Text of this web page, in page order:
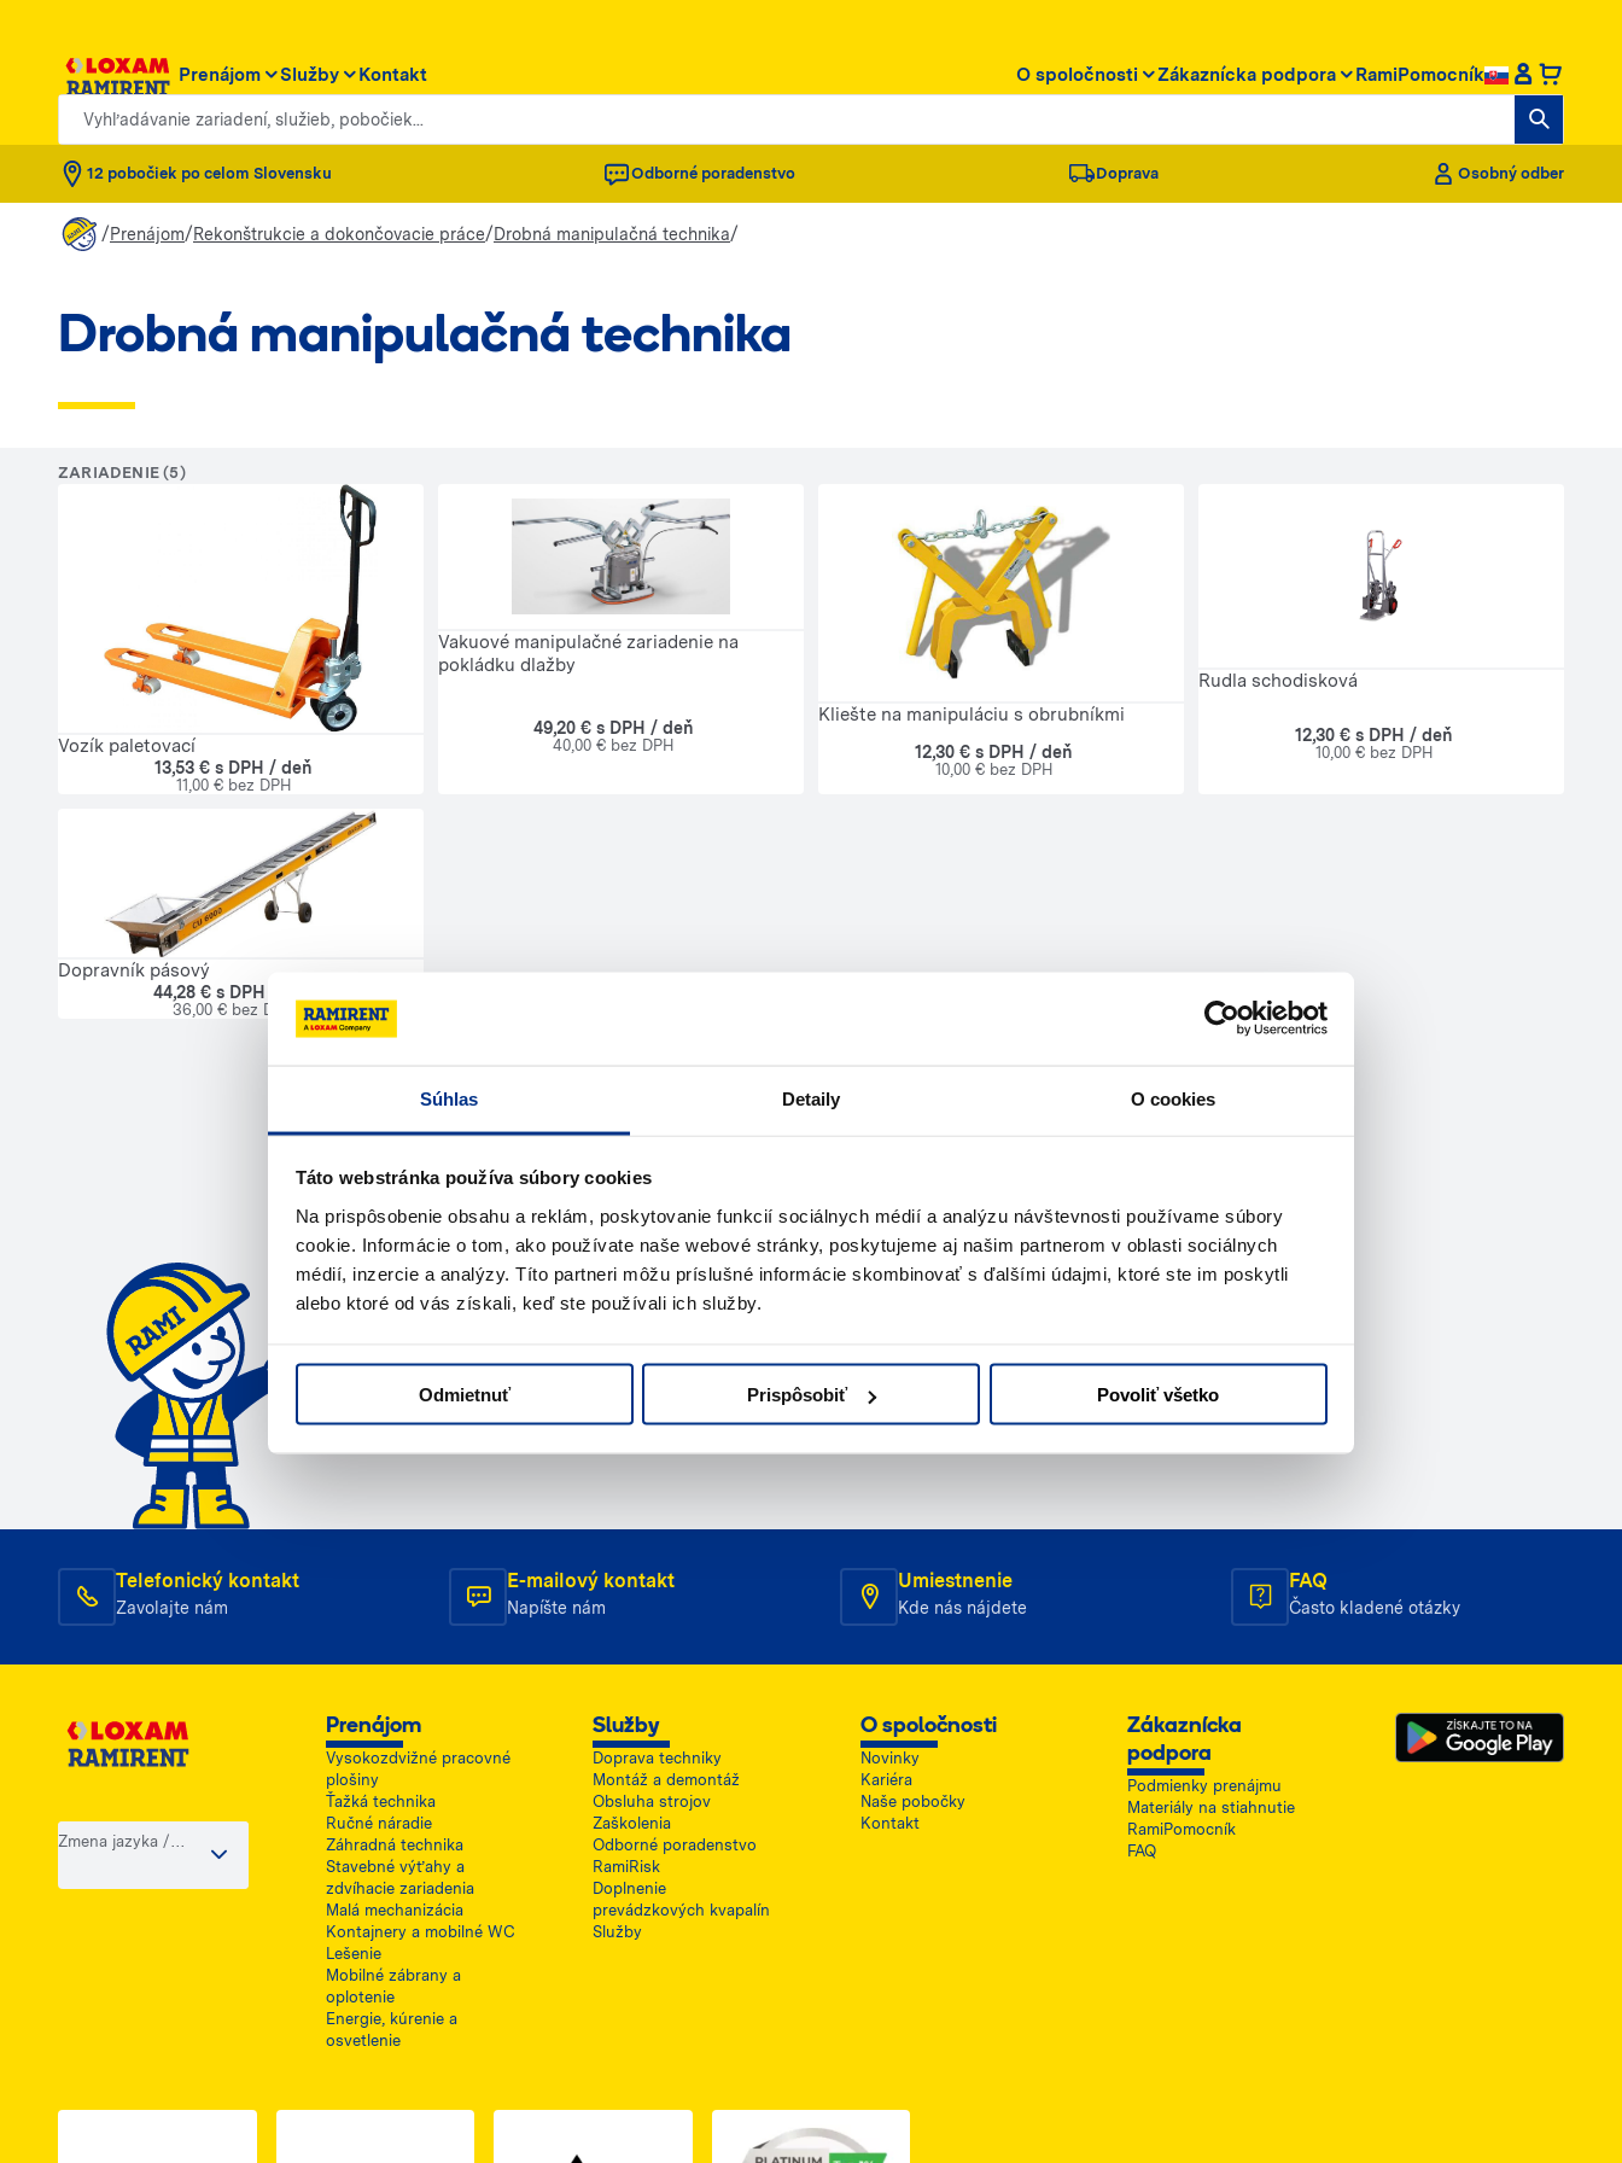
Súhlas Detaily O cookies
Táto webstránka používa súbory cookies
Na prispôsobenie obsahu a reklám, poskytovanie funkcií sociálnych médií a analýzu návštevnosti používame súbory
cookie. Informácie o tom, ako používate naše webové stránky, poskytujeme aj našim partnerom v oblasti sociálnych
médií, inzercie a analýzy. Títo partneri môžu príslušné informácie skombinovať s ďalšími údajmi, ktoré ste im poskytli
alebo ktoré od vás získali, keď ste používali ich služby.
Odmietnuť Prispôsobiť Povoliť všetko
Prenájom Služby Kontakt O spoločnosti Zákaznícka podpora RamiPomocník
Vyhľadávanie zariadení, služieb, pobočiek...
12 pobočiek po celom Slovensku Odborné poradenstvo Doprava Osobný odber
/Prenájom/Rekonštrukcie a dokončovacie práce/Drobná manipulačná technika/
Drobná manipulačná technika
ZARIADENIE (5)
Vozík paletovací
13,53 € s DPH / deň
11,00 € bez DPH
Vakuové manipulačné zariadenie na
pokládku dlažby
49,20 € s DPH / deň
40,00 € bez DPH
Kliešte na manipuláciu s obrubníkmi
12,30 € s DPH / deň
10,00 € bez DPH
Rudla schodisková
12,30 € s DPH / deň
10,00 € bez DPH
Dopravník pásový
44,28 € s DPH / deň
36,00 € bez DPH
Potrebujete pomoc?
Kontaktujte nás
Telefonický kontakt
Zavolajte nám
E-mailový kontakt
Napíšte nám
Umiestnenie
Kde nás nájdete
FAQ
Často kladené otázky
Zmena jazyka /
Prenájom
Vysokozdvižné pracovné
plošiny
Ťažká technika
Ručné náradie
Záhradná technika
Stavebné výťahy a
zdvíhacie zariadenia
Malá mechanizácia
Kontajnery a mobilné WC
Lešenie
Mobilné zábrany a
oplotenie
Energie, kúrenie a
osvetlenie
Služby
Doprava techniky
Montáž a demontáž
Obsluha strojov
Zaškolenia
Odborné poradenstvo
RamiRisk
Doplnenie
prevádzkových kvapalín
Služby
O spoločnosti
Novinky
Kariéra
Naše pobočky
Kontakt
Zákaznícka
podpora
Podmienky prenájmu
Materiály na stiahnutie
RamiPomocník
FAQ